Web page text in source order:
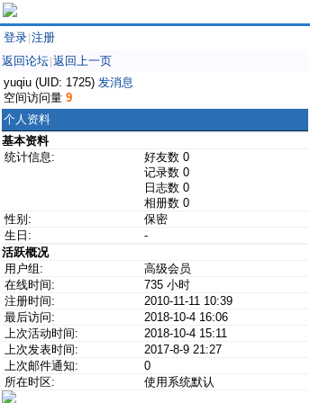
登录 注册
返回论坛 返回上一页
yuqiu (UID: 1725) 发消息
空间访问量 9
个人资料
基本资料
统计信息:
好友数 0
记录数 0
日志数 0
相册数 0
性别:
保密
生日:
-
活跃概况
用户组:
高级会员
在线时间:
735 小时
注册时间:
2010-11-11 10:39
最后访问:
2018-10-4 16:06
上次活动时间:
2018-10-4 15:11
上次发表时间:
2017-8-9 21:27
上次邮件通知:
0
所在时区:
使用系统默认